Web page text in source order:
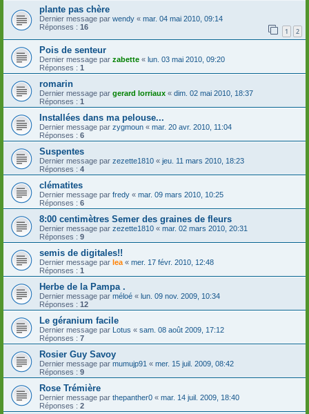
plante pas chère
Dernier message par wendy « mar. 04 mai 2010, 09:14
Réponses : 16 1 2
Pois de senteur
Dernier message par zabette « lun. 03 mai 2010, 09:20
Réponses : 1
romarin
Dernier message par gerard lorriaux « dim. 02 mai 2010, 18:37
Réponses : 1
Installées dans ma pelouse...
Dernier message par zygmoun « mar. 20 avr. 2010, 11:04
Réponses : 6
Suspentes
Dernier message par zezette1810 « jeu. 11 mars 2010, 18:23
Réponses : 4
clématites
Dernier message par fredy « mar. 09 mars 2010, 10:25
Réponses : 6
8:00 centimètres Semer des graines de fleurs
Dernier message par zezette1810 « mar. 02 mars 2010, 20:31
Réponses : 9
semis de digitales!!
Dernier message par lea « mer. 17 févr. 2010, 12:48
Réponses : 1
Herbe de la Pampa .
Dernier message par méloé « lun. 09 nov. 2009, 10:34
Réponses : 12
Le géranium facile
Dernier message par Lotus « sam. 08 août 2009, 17:12
Réponses : 7
Rosier Guy Savoy
Dernier message par mumujp91 « mer. 15 juil. 2009, 08:42
Réponses : 9
Rose Trémière
Dernier message par thepanther0 « mar. 14 juil. 2009, 18:40
Réponses : 2